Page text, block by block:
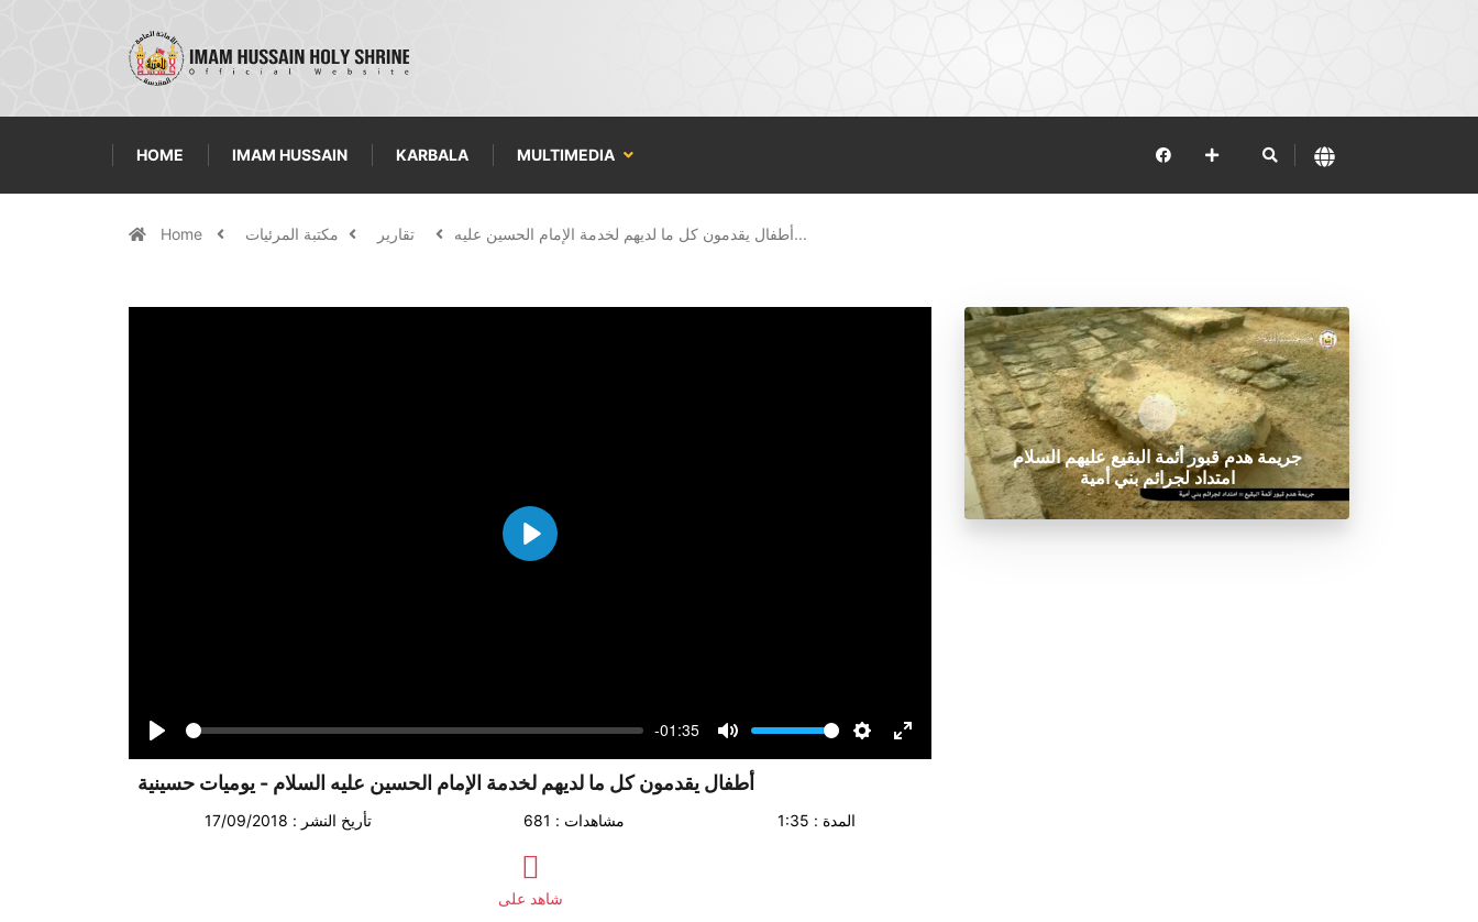
HOME IMAM HUSSAIN KARBALA MULTIMEDIA
Home مكتبة المرئيات تقارير أطفال يقدمون كل ما لديهم لخدمة الإمام الحسين عليه...
Play
Seek
-01:35
Volume
أطفال يقدمون كل ما لديهم لخدمة الإمام الحسين عليه السلام - يوميات حسينية
تأريخ النشر : 17/09/2018 مشاهدات : 681 المدة : 1:35
شاهد على
جريمة هدم قبور أئمة البقيع عليهم السلام
امتداد لجرائم بني أمية